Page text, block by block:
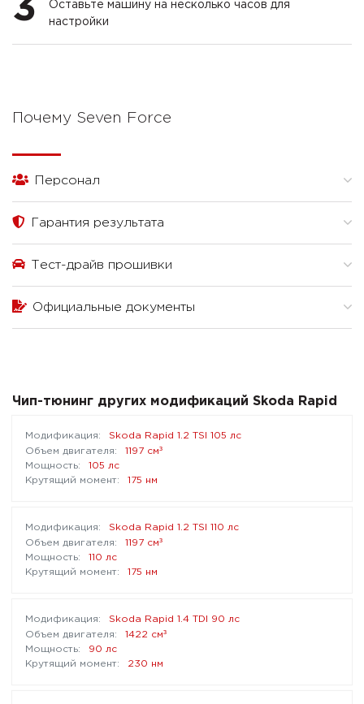
3
Оставьте машину на несколько часов для
настройки
Почему Seven Force
Персонал
Гарантия результата
Тест-драйв прошивки
Официальные документы
Чип-тюнинг других модификаций Skoda Rapid
Skoda Rapid 1.2 TSI 105 лс
1197 см³
105 лс
175 нм
Skoda Rapid 1.2 TSI 110 лс
1197 см³
110 лс
175 нм
Skoda Rapid 1.4 TDI 90 лс
1422 см³
90 лс
230 нм